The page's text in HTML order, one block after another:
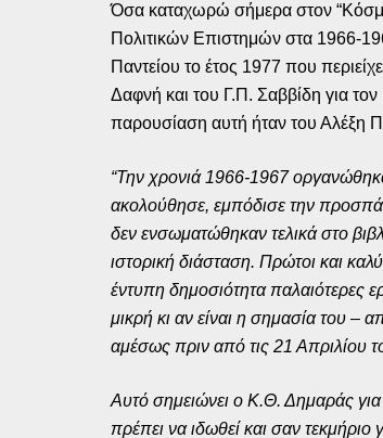
Όσα καταχωρώ σήμερα στον “Κόσμο
Πολιτικών Επιστημών στα 1966-
Παντείου το έτος 1977 που
Δαφνή και του Γ.Π. Σαββίδη για
παρουσίαση αυτή ήταν του Αλέξη
“Την χρονιά 1966-1967
ακολούθησε, εμπόδισε την
δεν ενσωματώθηκαν τελικά στο
ιστορική διάσταση. Πρώτοι και
έντυπη δημοσιότητα παλαιότερες
μικρή κι αν είναι η σημασία του –
αμέσως πριν από τις 21 Απριλίου
Αυτό σημειώνει ο Κ.Θ. Δημαράς για
πρέπει να ιδωθεί και σαν